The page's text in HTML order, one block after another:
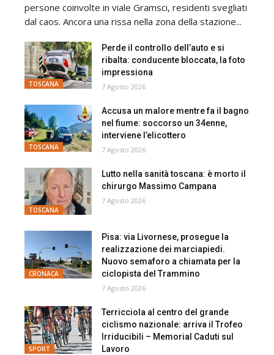
persone coinvolte in viale Gramsci, residenti svegliati
dal caos. Ancora una rissa nella zona della stazione...
TOSCANA
Perde il controllo dell’auto e si
ribalta: conducente bloccata, la foto
impressiona
7 Agosto 2026
TOSCANA
Accusa un malore mentre fa il bagno
nel fiume: soccorso un 34enne,
interviene l’elicottero
7 Agosto 2026
TOSCANA
Lutto nella sanità toscana: è morto il
chirurgo Massimo Campana
7 Agosto 2026
CRONACA
Pisa: via Livornese, prosegue la
realizzazione dei marciapiedi.
Nuovo semaforo a chiamata per la
ciclopista del Trammino
7 Agosto 2026
SPORT
Terricciola al centro del grande
ciclismo nazionale: arriva il Trofeo
Irriducibili – Memorial Caduti sul
Lavoro